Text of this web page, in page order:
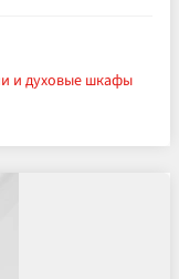
и духовые шкафы